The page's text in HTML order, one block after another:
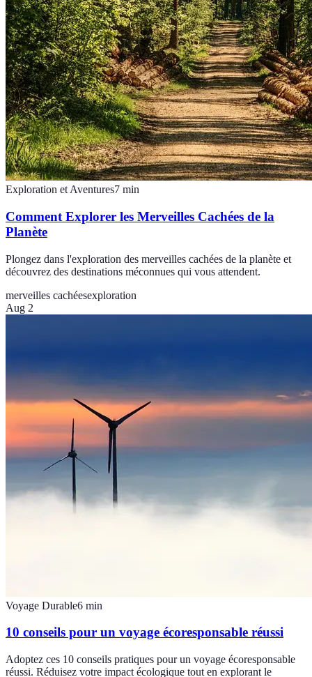
Exploration et Aventures7 min
Comment Explorer les Merveilles Cachées de la
Planète
Plongez dans l'exploration des merveilles cachées de la planète et
découvrez des destinations méconnues qui vous attendent.
merveilles cachéesexploration
Aug 2
Voyage Durable6 min
10 conseils pour un voyage écoresponsable réussi
Adoptez ces 10 conseils pratiques pour un voyage écoresponsable
réussi. Réduisez votre impact écologique tout en explorant le